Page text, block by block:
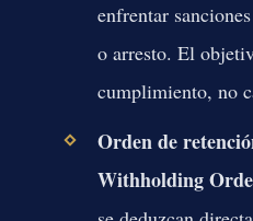
enfrentar
o arresto. El
cumplimiento, no
Orden de
Withholding